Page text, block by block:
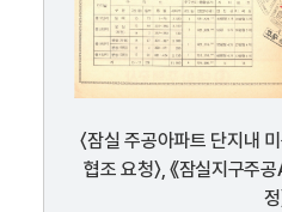
〈잠실 주공아파트 단지내
협조 요청〉, 《잠실지구주
정